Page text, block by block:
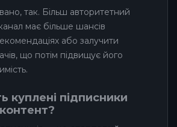
так. Більш авторитетний
має більше шансів
або залучити
що потім підвищує його
куплені підписники